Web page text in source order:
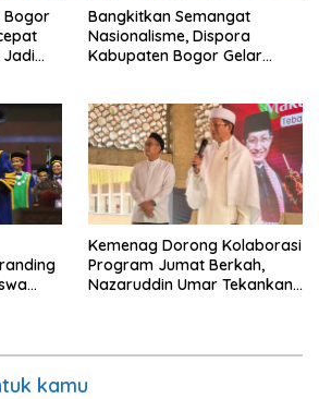
Bogor
Jadi
Bangkitkan Semangat
Nasionalisme, Dispora
Kabupaten Bogor Gelar
Kemenag Dorong Kolaborasi
Program Jumat Berkah,
Nazaruddin Umar Tekankan
kamu